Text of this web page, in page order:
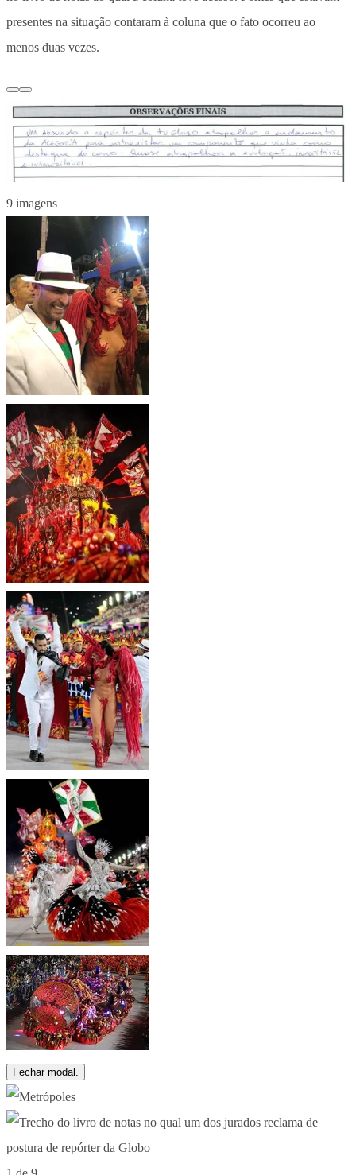
presentes na situação contaram à coluna que o fato ocorreu ao
menos duas vezes.
9 imagens
Fechar modal.